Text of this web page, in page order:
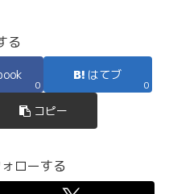
る
0
はてブ
0
コピー
ローする